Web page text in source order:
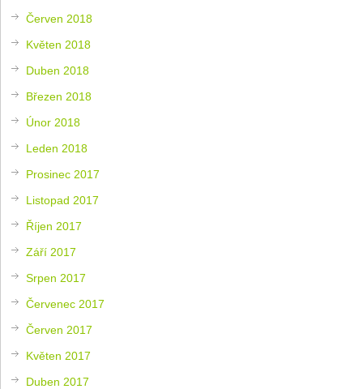
Červen 2018
Květen 2018
Duben 2018
Březen 2018
Únor 2018
Leden 2018
Prosinec 2017
Listopad 2017
Říjen 2017
Září 2017
Srpen 2017
Červenec 2017
Červen 2017
Květen 2017
Duben 2017